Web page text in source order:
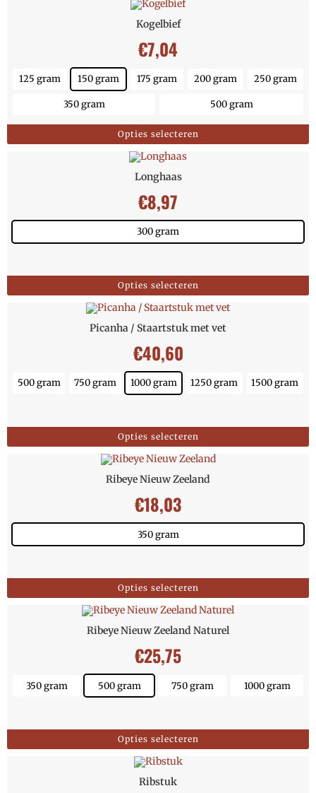
Kogelbief
€7,04
125 gram 150 gram 175 gram 200 gram 250 gram
350 gram 500 gram
Opties selecteren
Longhaas
€8,97
300 gram
Opties selecteren
Picanha / Staartstuk met vet
€40,60
500 gram 750 gram 1000 gram 1250 gram 1500 gram
Opties selecteren
Ribeye Nieuw Zeeland
€18,03
350 gram
Opties selecteren
Ribeye Nieuw Zeeland Naturel
€25,75
350 gram 500 gram 750 gram 1000 gram
Opties selecteren
Ribstuk